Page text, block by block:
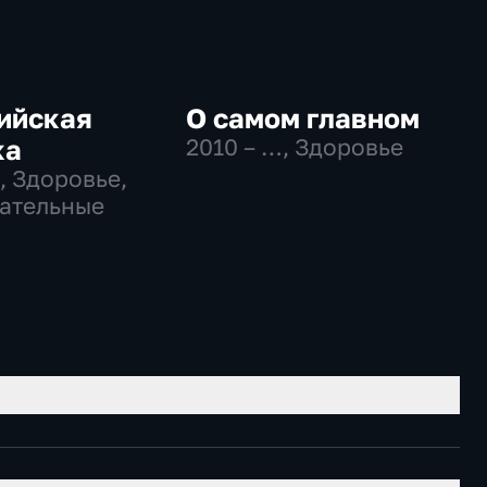
Здоровье,
О самом главном
2010 – …, Здоровье